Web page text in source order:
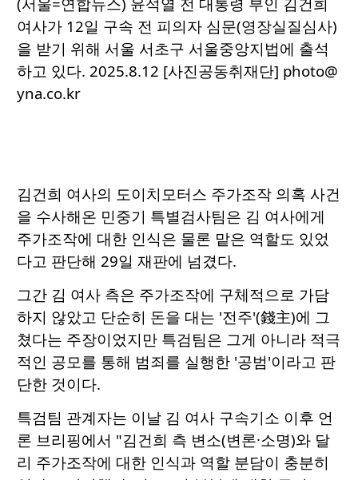
여사가 12일 구속 전 피의자 심문(영장실질심사)
을 받기 위해 서울 서초구 서울중앙지법에 출석
하고 있다. 2025.8.12 [사진공동취재단] photo@
yna.co.kr
김건희 여사의 도이치모터스 주가조작 의혹 사건
을 수사해온 민중기 특별검사팀은 김 여사에게
주가조작에 대한 인식은 물론 맡은 역할도 있었
다고 판단해 29일 재판에 넘겼다.
그간 김 여사 측은 주가조작에 구체적으로 가담
하지 않았고 단순히 돈을 대는 '전주'(錢主)에 그
쳤다는 주장이었지만 특검팀은 그게 아니라 적극
적인 공모를 통해 범죄를 실행한 '공범'이라고 판
단한 것이다.
특검팀 관계자는 이날 김 여사 구속기소 이후 언
론 브리핑에서 "김건희 측 변소(변론·소명)와 달
리 주가조작에 대한 인식과 역할 분담이 충분히